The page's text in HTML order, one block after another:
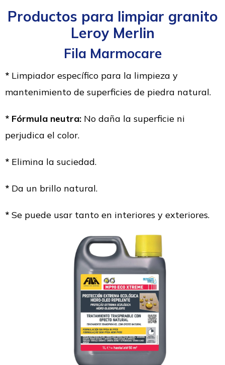
Productos para limpiar granito
Leroy Merlin
Fila Marmocare
* Limpiador específico para la limpieza y
mantenimiento de superficies de piedra natural.
* Fórmula neutra: No daña la superficie ni
perjudica el color.
* Elimina la suciedad.
* Da un brillo natural.
* Se puede usar tanto en interiores y exteriores.